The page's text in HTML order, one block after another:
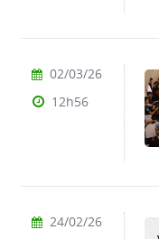
02/03/26
12h56
24/02/26